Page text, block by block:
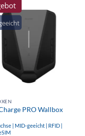
PRO Wallbox
| MID-geeicht | RFID |